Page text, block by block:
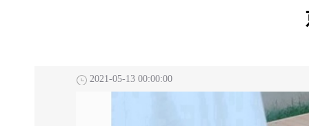
2021-05-13 00:00:00